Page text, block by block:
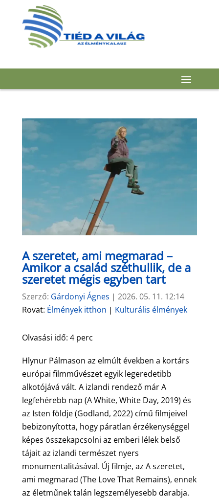
A szeretet, ami megmarad –
Amikor a család széthullik, de a
szeretet mégis egyben tart
Szerző: Gárdonyi Ágnes | 2026. 05. 11. 12:14
Rovat: Élmények itthon | Kulturális élmények
Olvasási idő: 4 perc
Hlynur Pálmason az elmúlt években a kortárs
európai filmművészet egyik legeredetibb
alkotójává vált. A izlandi rendező már A
legfehérebb nap (A White, White Day, 2019) és
az Isten földje (Godland, 2022) című filmjeivel
bebizonyította, hogy páratlan érzékenységgel
képes összekapcsolni az emberi lélek belső
tájait az izlandi természet nyers
monumentalitásával. Új filmje, az A szeretet,
ami megmarad (The Love That Remains), ennek
az életműnek talán legszemélyesebb darabja.